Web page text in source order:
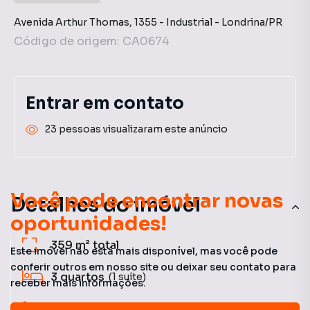
Você pode encontrar novas
oportunidades!
Este imóvel não está mais disponível, mas você pode
conferir outros em nosso site ou deixar seu contato para
receber mais informações.
Detalhes do imóvel
359 m²total
3 quartos (1 suíte)
Avenida Arthur Thomas, 1355 - Industrial - Londrina/PR
Código de origem: CA0674
Entrar em contato
23 pessoas visualizaram este anúncio